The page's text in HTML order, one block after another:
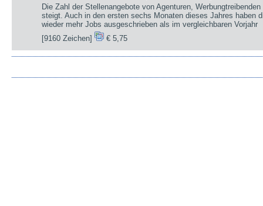
Die Zahl der Stellenangebote von Agenturen,
steigt. Auch in den ersten sechs Monaten dieses Jahres haben
wieder mehr Jobs ausgeschrieben als im vergleichbaren Vorjahr
[9160 Zeichen]
€ 5,75